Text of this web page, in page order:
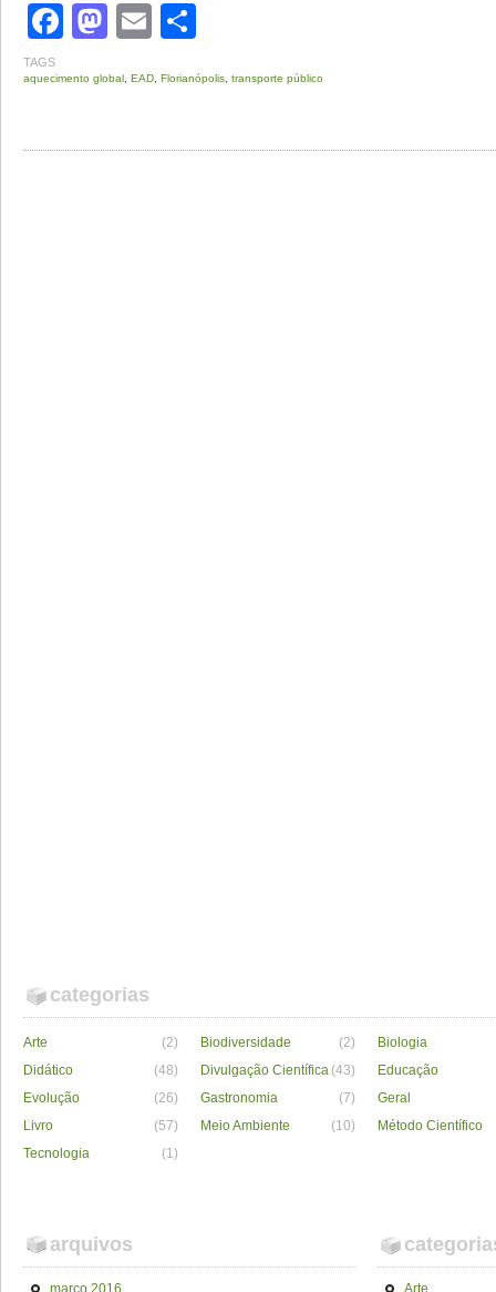
Facebook
Mastodon
Email
TAGS
aquecimento global EAD Florianópolis transporte público
categorias
Arte (2) Biodiversidade (2)
Biologia
Didático
(48) Divulgação Científica (43)
Educação
Evolução
(26) Gastronomia (7)
Geral
Livro
(57) Meio Ambiente (10)
Método Científico
Tecnologia
(1)
arquivos
março 2016 Arte